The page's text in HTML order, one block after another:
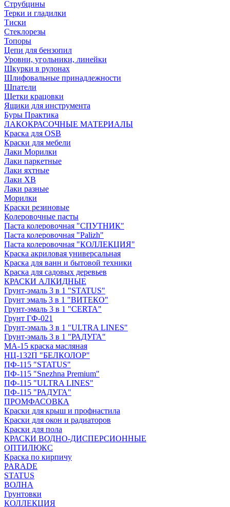
Струбцины
Терки и гладилки
Тиски
Стеклорезы
Топоры
Цепи для бензопил
Уровни, угольники, линейки
Шкурки в рулонах
Шлифовальные принадлежности
Шпатели
Щетки крацовки
Ящики для инструмента
Буры Практика
ЛАКОКРАСОЧНЫЕ МАТЕРИАЛЫ
Краска для OSB
Краски для мебели
Лаки Морилки
Лаки паркетные
Лаки яхтные
Лаки ХВ
Лаки разные
Морилки
Краски резиновые
Колеровочные пасты
Паста колеровочная "СПУТНИК"
Паста колеровочная "Palizh"
Паста колеровочная "КОЛЛЕКЦИЯ"
Краска акриловая универсальная
Краска для ванн и бытовой техники
Краска для садовых деревьев
КРАСКИ АЛКИДНЫЕ
Грунт-эмаль 3 в 1 "STATUS"
Грунт эмаль 3 в 1 "ВИТЕКО"
Грунт-эмаль 3 в 1 "CERTA"
Грунт ГФ-021
Грунт-эмаль 3 в 1 "ULTRA LINES"
Грунт-эмаль 3 в 1 "РАДУГА"
МА-15 краска масляная
НЦ-132П "БЕЛКОЛОР"
ПФ-115 "STATUS"
ПФ-115 "Snezhna Premium"
ПФ-115 "ULTRA LINES"
ПФ-115 "РАДУГА"
ПРОМФАСОВКА
Краски для крыш и профнастила
Краски для окон и радиаторов
Краски для пола
КРАСКИ ВОДНО-ДИСПЕРСИОННЫЕ
ОПТИЛЮКС
Краска по кирпичу
PARADE
STATUS
ВОЛНА
Грунтовки
КОЛЛЕКЦИЯ